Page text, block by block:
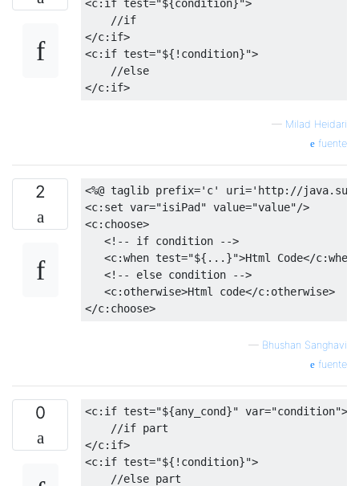
<c:if test="${condition}">
    //if
</c:if>
<c:if test="${!condition}">
    //else
</c:if>
— Milad Heidari
fuente
2 <%@ taglib prefix='c' uri='http://
<c:set var="isiPad" value="value"/>
<c:choose>
<!-- if condition -->
<c:when test="${...}">Html Code</
<!-- else condition -->
<c:otherwise>Html code</c:otherwise>
</c:choose>
— Bhushan Sanghavi
fuente
0 <c:if test="${any_cond}" var="condition">
</c:if>
<c:if test="${!condition}">